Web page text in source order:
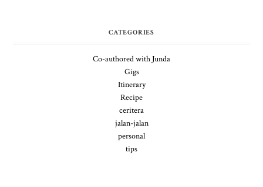
CATEGORIES
Co-authored with Junda
Gigs
Itinerary
Recipe
ceritera
jalan-jalan
personal
tips